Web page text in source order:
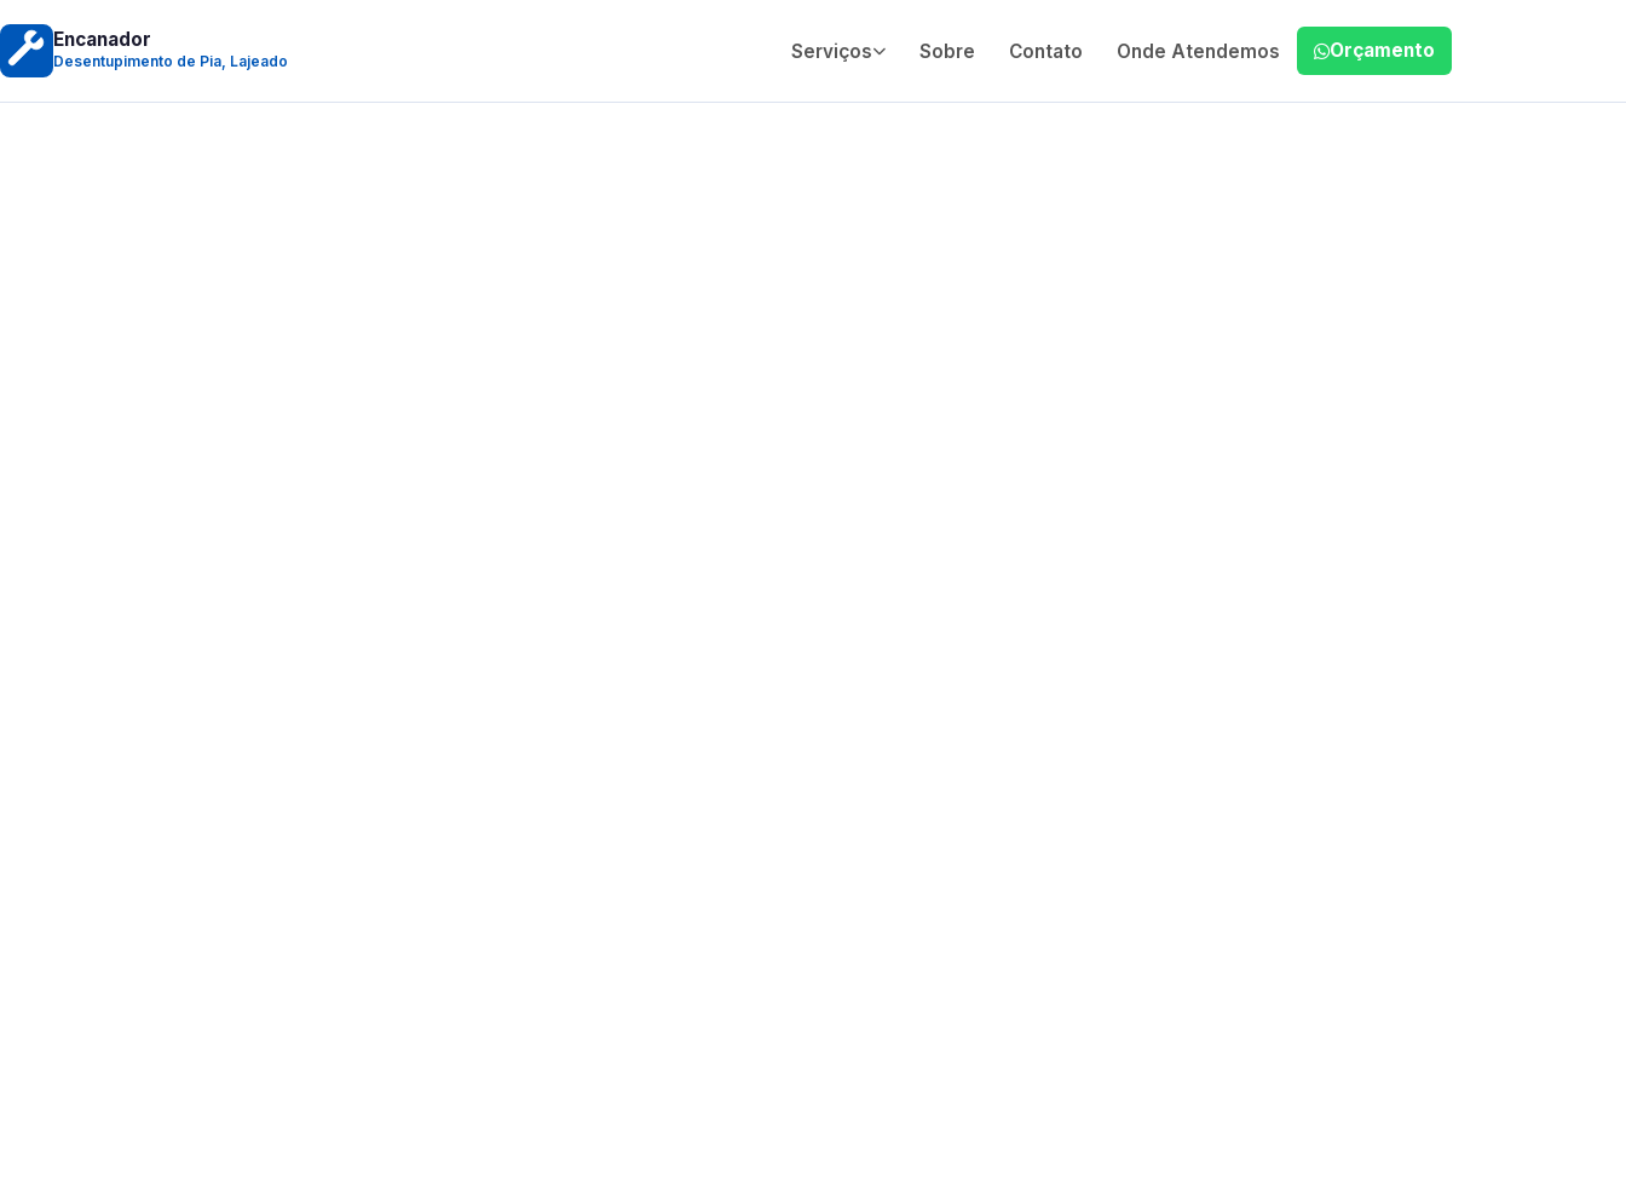
Encanador
Desentupimento de Pia, Lajeado Serviços Sobre Contato Onde Atendemos Orçamento